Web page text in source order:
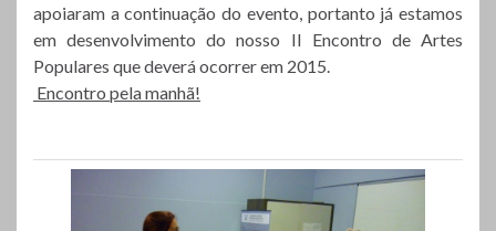
apoiaram a continuação do evento, portanto já estamos
em desenvolvimento do nosso II Encontro de Artes
Populares que deverá ocorrer em 2015.
Encontro pela manhã!